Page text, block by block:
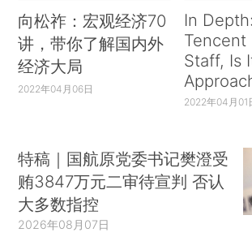
向松祚：宏观经济70
讲，带你了解国内外
经济大局
2022年04月06日
In
Tencent
Staff, Is
2022年04月01
特稿｜国航原党委书记樊澄受
贿3847万元二审待宣判 否认
大多数指控
2026年08月07日